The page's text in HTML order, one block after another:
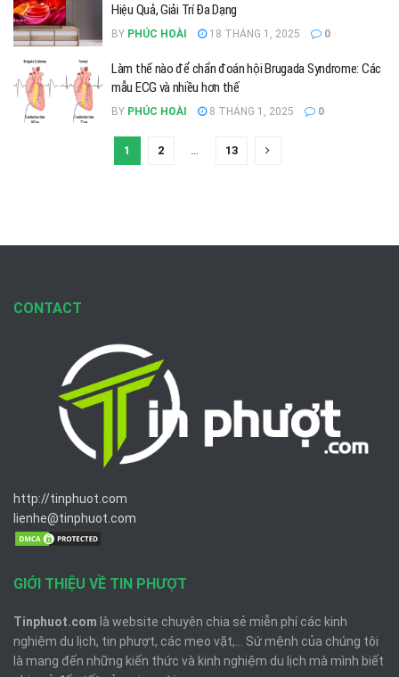
Hiệu Quả, Giải Trí Đa Dạng
BY PHÚC HOÀI 18 THÁNG 1, 2025 0
Làm thế nào để chẩn đoán hội Brugada Syndrome: Các
mẫu ECG và nhiều hơn thế
BY PHÚC HOÀI 8 THÁNG 1, 2025 0
1 2 … 13
CONTACT
http://tinphuot.com
lienhe@tinphuot.com
GIỚI THIỆU VỀ TIN PHƯỢT
Tinphuot.com là website chuyên chia sẻ miễn phí các kinh
nghiệm du lịch, tin phượt, các mẹo vặt,... Sứ mệnh của chúng tôi
là mang đến những kiến thức và kinh nghiệm du lịch mà mình biết